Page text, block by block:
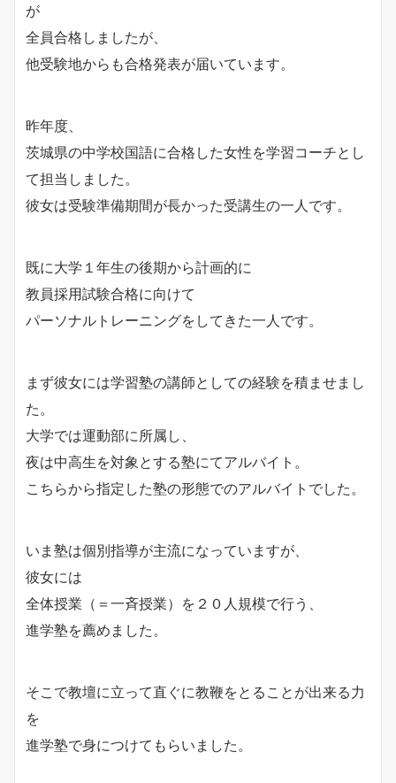
が
全員合格しましたが、
他受験地からも合格発表が届いています。
昨年度、
茨城県の中学校国語に合格した女性を学習コーチとし
て担当しました。
彼女は受験準備期間が長かった受講生の一人です。
既に大学１年生の後期から計画的に
教員採用試験合格に向けて
パーソナルトレーニングをしてきた一人です。
まず彼女には学習塾の講師としての経験を積ませまし
た。
大学では運動部に所属し、
夜は中高生を対象とする塾にてアルバイト。
こちらから指定した塾の形態でのアルバイトでした。
いま塾は個別指導が主流になっていますが、
彼女には
全体授業（＝一斉授業）を２０人規模で行う、
進学塾を薦めました。
そこで教壇に立って直ぐに教鞭をとることが出来る力
を
進学塾で身につけてもらいました。